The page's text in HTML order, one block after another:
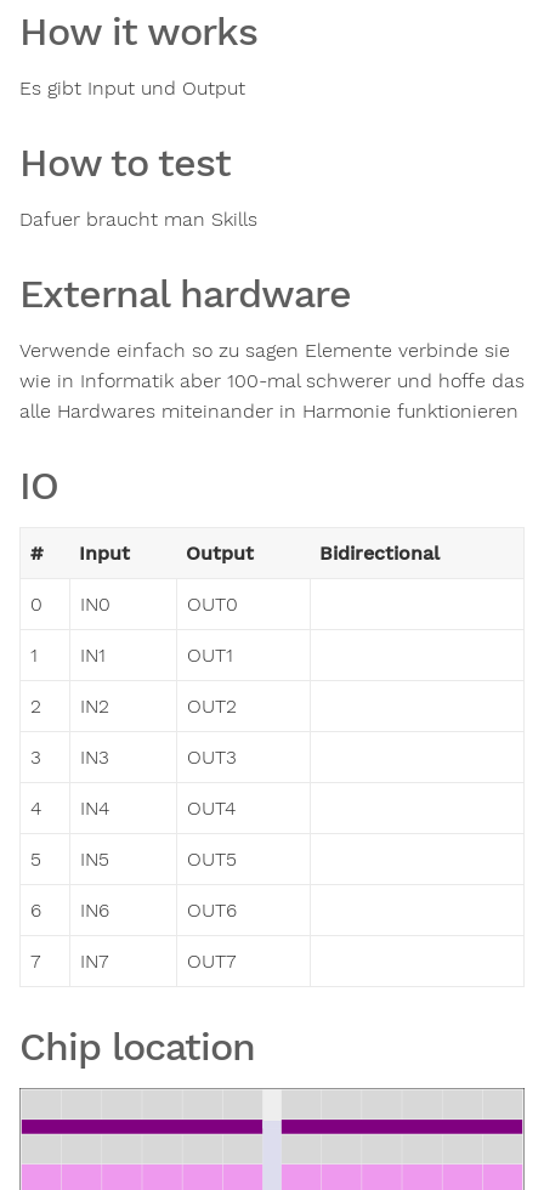
How it works
Es gibt Input und Output
How to test
Dafuer braucht man Skills
External hardware
Verwende einfach so zu sagen Elemente verbinde sie
wie in Informatik aber 100-mal schwerer und hoffe das
alle Hardwares miteinander in Harmonie funktionieren
IO
# Input Output Bidirectional
0 IN0 OUT0
1 IN1 OUT1
2 IN2 OUT2
3 IN3 OUT3
4 IN4 OUT4
5 IN5 OUT5
6 IN6 OUT6
7 IN7 OUT7
Chip location